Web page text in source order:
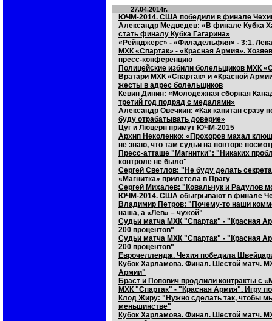
27.04.2014г.
ЮЧМ-2014. США победили в финале
Александр Медведев: «В финале Кубка
стать финалу Кубка Гагарина»
«Рейнджерс» - «Филадельфия» - 3:1.
МХК «Спартак» - «Красная Армия».
пресс-конференцию
Полицейские избили болельщиков МХК
Вратари МХК «Спартак» и «Красной
жесты в адрес болельщиков
Кевин Динин: «Молодежная сборная
третий год подряд с медалями»
Александр Овечкин: «Как капитан сразу
буду отрабатывать доверие»
Цуг и Люцерн примут ЮЧМ-2015
Архип Неколенко: «Прохоров махал
не знаю, что там судьи на повторе
Пресс-атташе "Магнитки": "Никаких
контроле не было"
Сергей Светлов: "Не буду делать
«Магнитка» прилетела в Прагу
Сергей Михалев: "Ковальчук и Радулов
ЮЧМ-2014. США обыгрывают в финале
Владимир Петров: "Почему-то наши
наша, а «Лев» – чужой"
Судьи матча МХК "Спартак" - "Красная
200 процентов"
Судьи матча МХК "Спартак" - "Красная
200 процентов"
Еврочеллендж. Чехия победила
Кубок Харламова. Финал. Шестой матч.
Армии"
Браст и Попович продлили контракты с
МХК "Спартак" - "Красная Армия". Игру
Клод Жиру: "Нужно сделать так, чтобы
меньшинстве"
Кубок Харламова. Финал. Шестой матч.